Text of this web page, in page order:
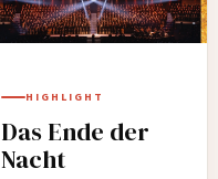
HIGHLIGHT
Das Ende der
Nacht